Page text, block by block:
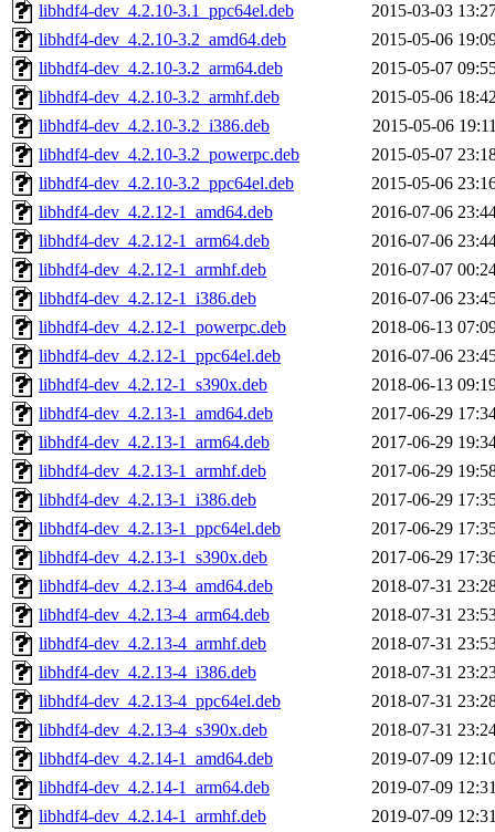
libhdf4-dev_4.2.10-3.1_ppc64el.deb
2015-03-03
libhdf4-dev_4.2.10-3.2_amd64.deb
2015-05-06
libhdf4-dev_4.2.10-3.2_arm64.deb
2015-05-07
libhdf4-dev_4.2.10-3.2_armhf.deb
2015-05-06
libhdf4-dev_4.2.10-3.2_i386.deb
2015-05-06
libhdf4-dev_4.2.10-3.2_powerpc.deb
2015-05-07
libhdf4-dev_4.2.10-3.2_ppc64el.deb
2015-05-06
libhdf4-dev_4.2.12-1_amd64.deb
2016-07-06
libhdf4-dev_4.2.12-1_arm64.deb
2016-07-06
libhdf4-dev_4.2.12-1_armhf.deb
2016-07-07
libhdf4-dev_4.2.12-1_i386.deb
2016-07-06
libhdf4-dev_4.2.12-1_powerpc.deb
2018-06-13
libhdf4-dev_4.2.12-1_ppc64el.deb
2016-07-06
libhdf4-dev_4.2.12-1_s390x.deb
2018-06-13
libhdf4-dev_4.2.13-1_amd64.deb
2017-06-29
libhdf4-dev_4.2.13-1_arm64.deb
2017-06-29
libhdf4-dev_4.2.13-1_armhf.deb
2017-06-29
libhdf4-dev_4.2.13-1_i386.deb
2017-06-29
libhdf4-dev_4.2.13-1_ppc64el.deb
2017-06-29
libhdf4-dev_4.2.13-1_s390x.deb
2017-06-29
libhdf4-dev_4.2.13-4_amd64.deb
2018-07-31
libhdf4-dev_4.2.13-4_arm64.deb
2018-07-31
libhdf4-dev_4.2.13-4_armhf.deb
2018-07-31
libhdf4-dev_4.2.13-4_i386.deb
2018-07-31
libhdf4-dev_4.2.13-4_ppc64el.deb
2018-07-31
libhdf4-dev_4.2.13-4_s390x.deb
2018-07-31
libhdf4-dev_4.2.14-1_amd64.deb
2019-07-09
libhdf4-dev_4.2.14-1_arm64.deb
2019-07-09
libhdf4-dev_4.2.14-1_armhf.deb
2019-07-09